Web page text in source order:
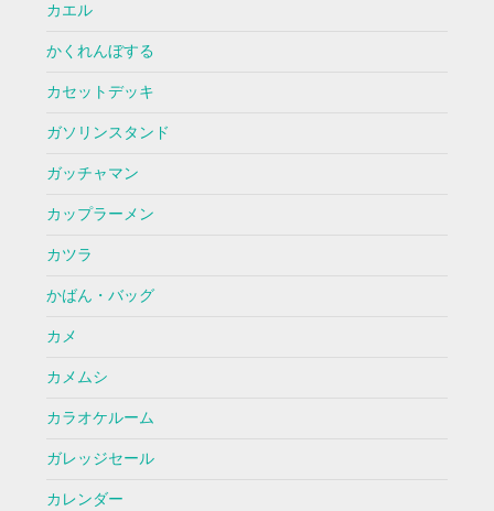
カエル
かくれんぼする
カセットデッキ
ガソリンスタンド
ガッチャマン
カップラーメン
カツラ
かばん・バッグ
カメ
カメムシ
カラオケルーム
ガレッジセール
カレンダー